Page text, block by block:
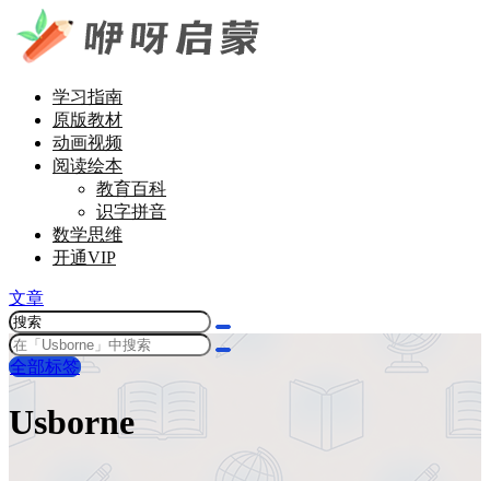
学习指南
原版教材
动画视频
阅读绘本
教育百科
识字拼音
数学思维
开通VIP
文章
全部标签
Usborne